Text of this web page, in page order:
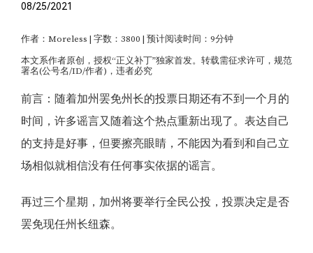
08/25/2021
作者：Moreless | 字数：3800 | 预计阅读时间：9分钟
本文系作者原创，授权“正义补丁”独家首发。转载需征求许可，规范
署名(公号名/ID/作者)，违者必究
前言：随着加州罢免州长的投票日期还有不到一个月的
时间，许多谣言又随着这个热点重新出现了。表达自己
的支持是好事，但要擦亮眼睛，不能因为看到和自己立
场相似就相信没有任何事实依据的谣言。
再过三个星期，加州将要举行全民公投，投票决定是否
罢免现任州长纽森。